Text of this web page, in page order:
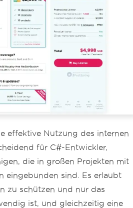
effektive Nutzung des internen
für C#-Entwickler,
die in großen Projekten mit
eingebunden sind. Es erlaubt
zu schützen und nur das
ist, und gleichzeitig eine